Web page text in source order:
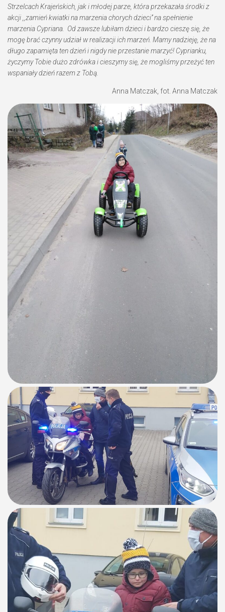
Strzelcach Krajeńskich, jak i młodej parze, która przekazała środki z
akcji ,,zamień kwiatki na marzenia chorych dzieci’’ na spełnienie
marzenia Cypriana.
Od zawsze lubiłam dzieci i bardzo cieszę się, że
mogę brać czynny udział w realizacji ich marzeń. Mamy nadzieję, że na
długo zapamięta ten dzień i nigdy nie przestanie marzyć! Cyprianku,
życzymy Tobie dużo zdrówka i cieszymy się, że mogliśmy przeżyć ten
wspaniały dzień razem z Tobą.
Anna Matczak, fot. Anna Matczak